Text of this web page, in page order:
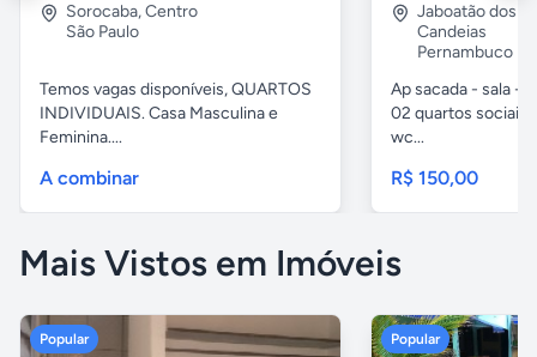
Sorocaba,Centro
São Paulo
Temos vagas disponíveis, QUARTOS
INDIVIDUAIS. Casa Masculina e
Feminina....
A combinar
Jaboatão dos
Candeias
Pernambuco
Ap sacada - sala -
02 quartos
wc...
R$ 150,00
Mais Vistos em Imóveis
Popular Popular